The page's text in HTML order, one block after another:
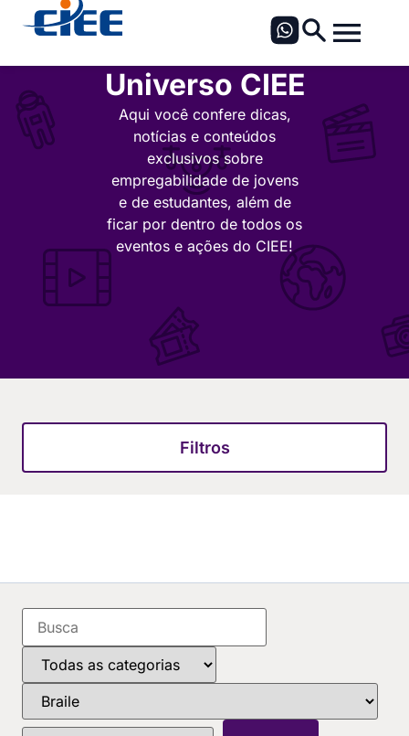
Universo CIEE
Aqui você confere dicas,
notícias e conteúdos
exclusivos sobre
empregabilidade de jovens
e de estudantes, além de
ficar por dentro de todos os
eventos e ações do CIEE!
Filtros